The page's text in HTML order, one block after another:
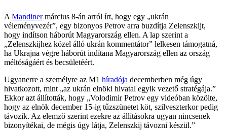
A Mandinermárcius 8-án arról írt, hogy egy „ukrán
véleményvezér”, egy bizonyos Petrov arra buzdítja Zelenszkijt,
hogy indítson háborút Magyarország ellen. A lap szerint a
„Zelenszkijhez közel álló ukrán kommentátor” lelkesen támogatná,
ha Ukrajna végre háborút indítana Magyarország ellen az ország
méltóságáért és becsületéért.
Ugyanerre a személyre az M1 híradója decemberben még úgy
hivatkozott, mint „az ukrán elnöki hivatal egyik vezető stratégája.”
Ekkor azt állították, hogy „Volodimir Petrov egy videóban közölte,
hogy az elnök december 15-ig tűzszünetet köt, szilveszterkor pedig
távozik. Az elemző szerint ezekre az állításokra ugyan nincsenek
bizonyítékai, de mégis úgy látja, Zelenszkij távozni készül.”